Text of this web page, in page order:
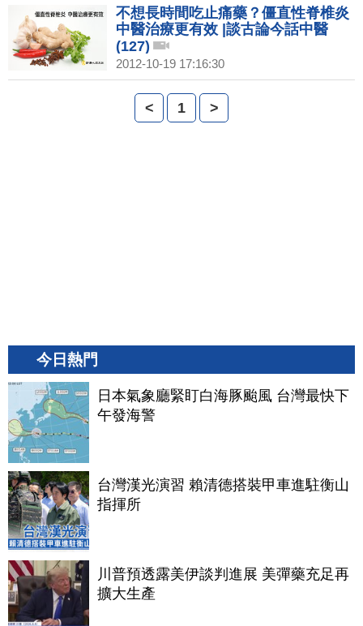
不想長時間吃止痛藥？僵直性脊椎炎
中醫治療更有效 |談古論今話中醫
(127)
2012-10-19 17:16:30
< 1 >
今日熱門
日本氣象廳緊盯白海豚颱風 台灣最快下
午發海警
台灣漢光演習 賴清德搭裝甲車進駐衡山
指揮所
川普預透露美伊談判進展 美彈藥充足再
擴大生產